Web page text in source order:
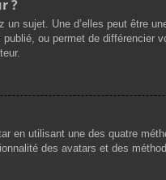
?
sujet. Une d’elles peut être
ou permet de
en utilisant une des quatre
des avatars et des